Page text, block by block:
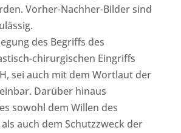
Vorher-Nachher-Bilder sind
des Begriffs des
chirurgischen Eingriffs
sei auch mit dem Wortlaut der
Darüber hinaus
sowohl dem Willen des
auch dem Schutzzweck der